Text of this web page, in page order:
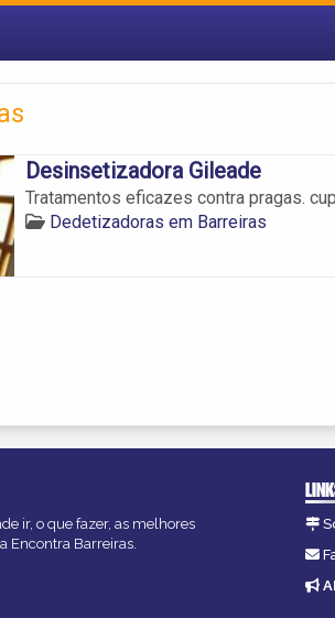
Desinsetizadora Gileade
Tratamentos eficazes contra pragas.
Dedetizadoras em Barreiras
ir, o que fazer, as melhores
Encontra Barreiras.